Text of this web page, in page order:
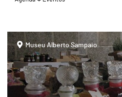
page
Museu Alberto Sampaio